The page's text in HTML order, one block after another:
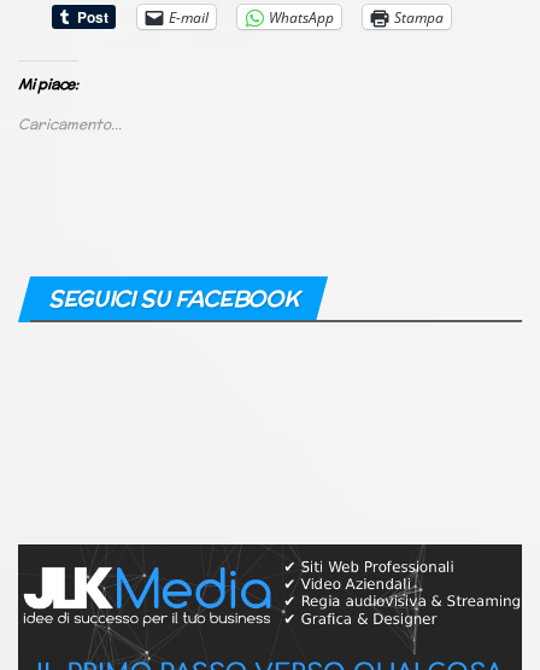
E-mail
WhatsApp Stampa
Mi piace:
Caricamento...
SEGUICI SU FACEBOOK